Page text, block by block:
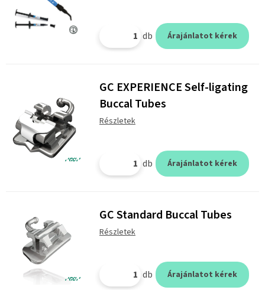
db Árajánlatot kérek
GC EXPERIENCE Self-ligating
Buccal Tubes
Részletek
db Árajánlatot kérek
GC Standard Buccal Tubes
Részletek
db Árajánlatot kérek